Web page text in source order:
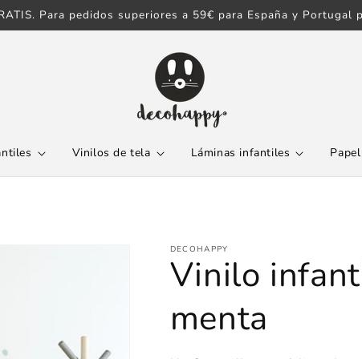
Para pedidos superiores a 59€ para España y Portugal
Vinilos de tela Láminas infantiles
DECOHAPPY
Vinilo
menta